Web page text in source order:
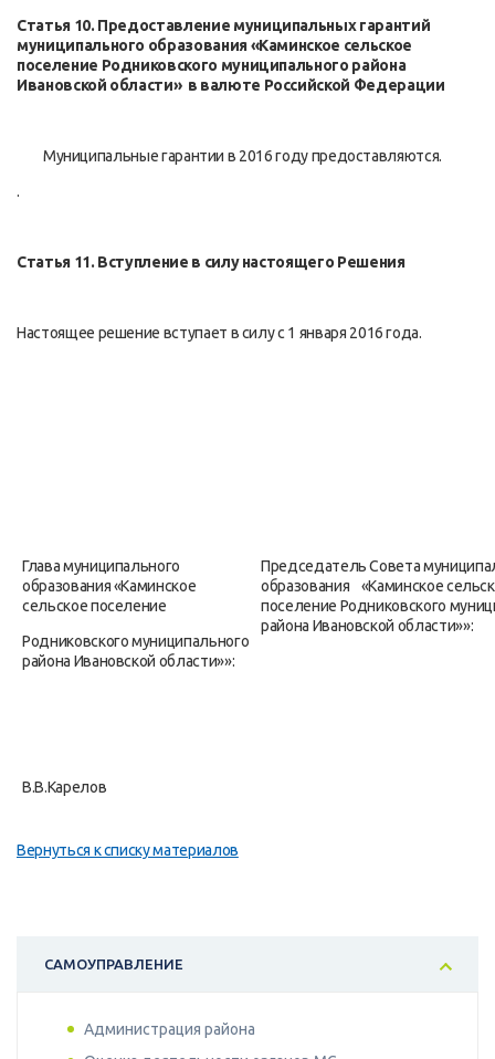
Статья 10. Предоставление муниципальных гарантий
муниципального образования «Каминское сельское
поселение Родниковского муниципального района
Ивановской области» в валюте Российской Федерации
Муниципальные гарантии в 2016 году предоставляются.
.
Статья 11. Вступление в силу настоящего Решения
Настоящее решение вступает в силу с 1 января 2016 года.
Глава муниципального
образования «Каминское
сельское поселение
Родниковского муниципального
района Ивановской области»»:
В.В.Карелов
Председатель Совета
образования «Каминское
поселение Родниковского
района Ивановской
Вернуться к списку материалов
САМОУПРАВЛЕНИЕ
Администрация района